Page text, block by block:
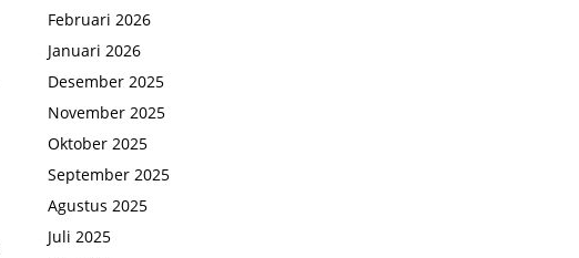
Februari 2026
Januari 2026
Desember 2025
November 2025
Oktober 2025
September 2025
Agustus 2025
Juli 2025